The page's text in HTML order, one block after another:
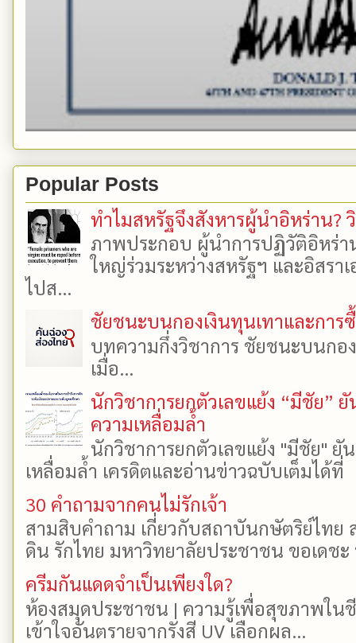
Popular Posts
ทำไมสหรัฐจึงสังหารผู้นำอิหร่าน?
ภาพประกอบ ผู้นำการปฏิวัติอิหร่า
ใหญ่ร่วมระหว่างสหรัฐฯ และอิสรา
ไปส...
ชัยชนะบนกองเงินทุนเทาและการ
บทความกึ่งวิชาการ ชัยชนะบนกอ
เมื่อ...
นักวิชาการยกตัวเลขแย้ง “มีชัย”
ความเหลื่อมล้ำ
นักวิชาการยกตัวเลขแย้ง "มีชัย"
เหลื่อมล้ำ เครดิตและอ่านข่าวฉบับเต็มได้
30 คำถามจากคนไม่รักเจ้า
สามสิบคำถาม เกี่ยวกับสถาบันกษัตริย์ไทย
ดิน รักไทย มหาวิทยาลัยประชาชน ขอเดช
ครีมกันแดดจำเป็นเพียงใด?
ห้องสมุดประชาชน | ความรู้เพื่อสุขภาพใน
เข้าใจอันตรายจากรังสี UV เลือกผล...